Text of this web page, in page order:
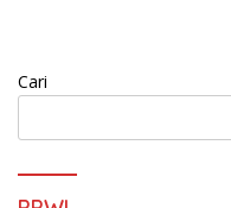
Cari